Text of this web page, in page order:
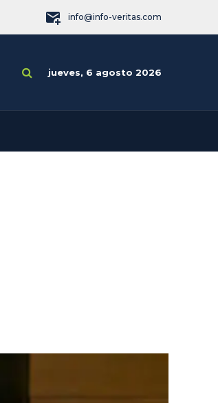
info@info-veritas.com
jueves, 6 agosto 2026